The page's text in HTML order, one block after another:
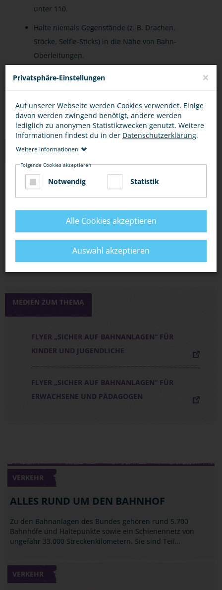
unter 110.
Halte niemals Gegenstände (z. B. Drachen,
Stöcke, Selfie-Sticks) in die Nähe von Bahn-
Oberleitungen.
Lasse niemals Drohnen oder ferngesteuerte
LINKS
CHECKER TOBI: DER BAHNHOFS-CHECK
(YOUTUBE)
S-BAHN MÜNCHEN: ERKLÄRVIDEOS RUND
UMS S-BAHN-FAHREN
MEDIEN ZUM THEMA
FLYER „SICHER AUF BAHNANLAGEN“ FÜR
KINDER UND JUGENDLICHE
FLYER „SICHER AUF BAHNANLAGEN“ FÜR
ERWACHSENE UND PÄDAGOGEN
VERKEHR
ALLES RUND UM DEN BAHNHOF
Zu den Bahnanlagen des Bundes gehören rund 5.700
Bahnhöfe und Haltepunkte sowie ein Schienennetz von
ungefähr 33.000 Streckenkilometern. Sie sind Teil…
VERKEHR
Privatsphäre-Einstellungen ×
Auf unserer Webseite werden Cookies verwendet. Einige
davon werden zwingend benötigt, andere werden
lediglich zu anonymen Statistikzwecken genutzt. Weitere
Informationen findest du in der Datenschutzerklärung.
Weitere Informationen
Folgende Cookies akzeptieren
Notwendig Statistik
Alle Cookies akzeptieren
Auswahl akzeptieren